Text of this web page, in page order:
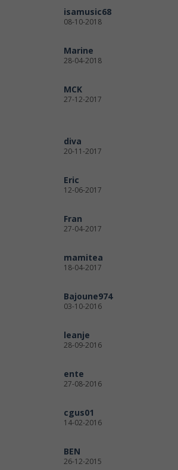
isamusic68
08-10-2018
Marine
28-04-2018
MCK
27-12-2017
diva
20-11-2017
Eric
12-06-2017
Fran
27-04-2017
mamitea
18-04-2017
Bajoune974
03-10-2016
leanje
28-09-2016
ente
27-08-2016
cgus01
14-02-2016
BEN
26-12-2015